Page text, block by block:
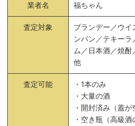
業者名 福ちゃん
査定対象
ブランデー／ウイ
ンパン／テキーラ
ム／日本酒／焼
他
査定可能
・1本のみ
・大量の酒
・開封済み（蓋が
・空き瓶（高級酒